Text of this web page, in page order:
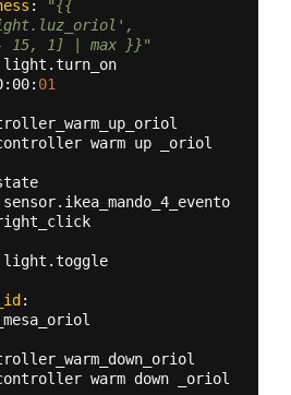
:
"{{
15, 1] | max }}"
light.turn_on
: 00: 01
warm up _oriol
sensor.ikea_mando_4_evento
light.toggle
warm down _oriol